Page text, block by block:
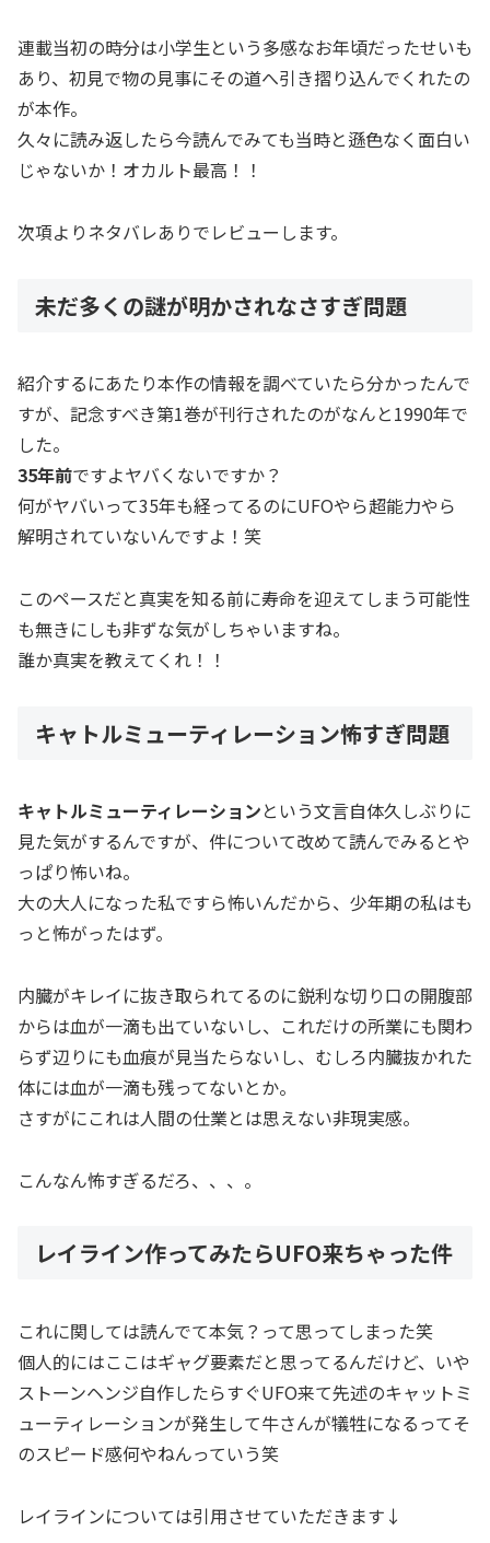
連載当初の時分は小学生という多感なお年頃だったせいも
あり、初見で物の見事にその道へ引き摺り込んでくれたの
が本作。
久々に読み返したら今読んでみても当時と遜色なく面白い
じゃないか！オカルト最高！！
次項よりネタバレありでレビューします。
未だ多くの謎が明かされなさすぎ問題
紹介するにあたり本作の情報を調べていたら分かったんで
すが、記念すべき第1巻が刊行されたのがなんと1990年で
した。
35年前ですよヤバくないですか？
何がヤバいって35年も経ってるのにUFOやら超能力やら
解明されていないんですよ！笑
このペースだと真実を知る前に寿命を迎えてしまう可能性
も無きにしも非ずな気がしちゃいますね。
誰か真実を教えてくれ！！
キャトルミューティレーション怖すぎ問題
キャトルミューティレーションという文言自体久しぶりに
見た気がするんですが、件について改めて読んでみるとや
っぱり怖いね。
大の大人になった私ですら怖いんだから、少年期の私はも
っと怖がったはず。
内臓がキレイに抜き取られてるのに鋭利な切り口の開腹部
からは血が一滴も出ていないし、これだけの所業にも関わ
らず辺りにも血痕が見当たらないし、むしろ内臓抜かれた
体には血が一滴も残ってないとか。
さすがにこれは人間の仕業とは思えない非現実感。
こんなん怖すぎるだろ、、、。
レイライン作ってみたらUFO来ちゃった件
これに関しては読んでて本気？って思ってしまった笑
個人的にはここはギャグ要素だと思ってるんだけど、いや
ストーンヘンジ自作したらすぐUFO来て先述のキャットミ
ューティレーションが発生して牛さんが犠牲になるってそ
のスピード感何やねんっていう笑
レイラインについては引用させていただきます↓